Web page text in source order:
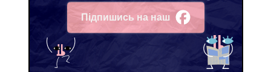
Підпишись на наш
Facebook